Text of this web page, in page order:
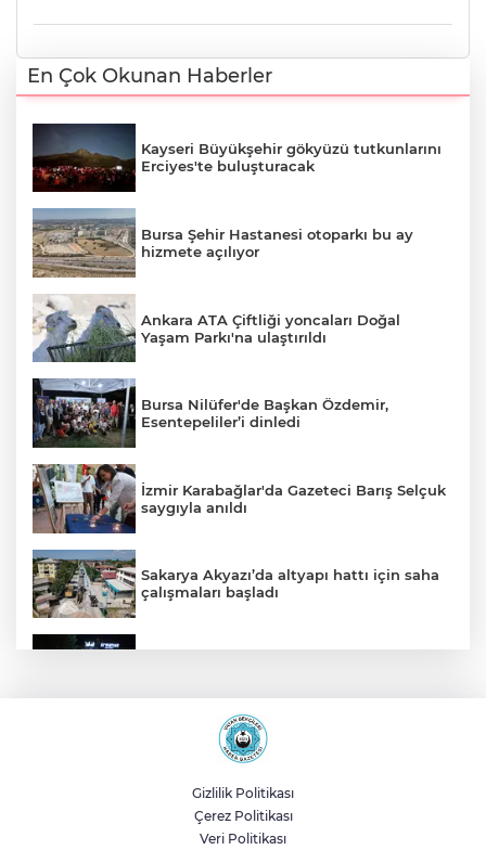
En Çok Okunan Haberler
Kayseri Büyükşehir gökyüzü tutkunlarını
Erciyes'te buluşturacak
Bursa Şehir Hastanesi otoparkı bu ay
hizmete açılıyor
Ankara ATA Çiftliği yoncaları Doğal
Yaşam Parkı'na ulaştırıldı
Bursa Nilüfer'de Başkan Özdemir,
Esentepeliler’i dinledi
İzmir Karabağlar'da Gazeteci Barış Selçuk
saygıyla anıldı
Sakarya Akyazı’da altyapı hattı için saha
çalışmaları başladı
Manisa Kula'da sıcak asfalt tamamlandı
2025'te Ar-Ge'ye 254 milyar TL harcadık!
Gizlilik Politikası
Çerez Politikası
Veri Politikası